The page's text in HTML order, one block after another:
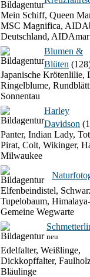
Mein Schiff, Queen
MSC Magnifica,
Deutschland, AIDAmar
Blumen &
Blüten
Japanische Krötenlilie,
Ringelblume,
Sonnentau
Harley
Davidson
Panter, Indian Lady,
Pirat, Colt, Wikinger,
Milwaukee
Elfenbeindistel,
Tupelobaum,
Gemeine Wegwarte
neu
Edelfalter, Weißlinge,
Dickkopffalter,
Bläulinge